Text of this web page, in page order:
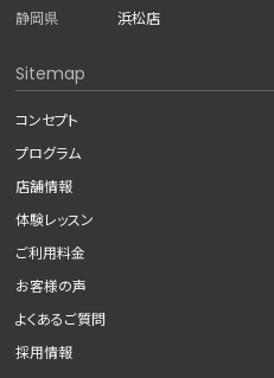
静岡県
浜松店
Sitemap
コンセプト
プログラム
店舗情報
体験レッスン
ご利用料金
お客様の声
よくあるご質問
採用情報